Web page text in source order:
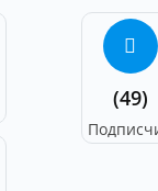
(49)